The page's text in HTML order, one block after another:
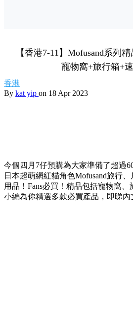
【香港7-11】Mofusand系列
寵物窩+旅行箱+
香港
By kat yip on 18 Apr 2023
今個四月7仔預購為大家準備了超過
日本超萌網紅貓角色Mofusand旅行
用品！Fans必買！精品包括寵物窩、
小編為你精選多款必買產品，即睇內